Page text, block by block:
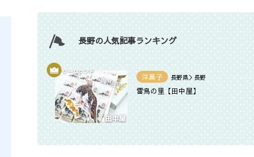
長野の人気記事ランキング
洋菓子 長野県＞長野
雷鳥の里【田中屋】